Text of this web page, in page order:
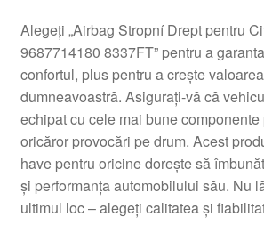
Termeni si conditii
Alegeți „Airbag Stropní Drept pentru
9687714180 8337FT” pentru a
confortul, plus pentru a crește
dumneavoastră. Asigurați-vă că
echipat cu cele mai bune componente
oricăror provocări pe drum. Acest
have pentru oricine dorește să
și performanța automobilului său. Nu
ultimul loc – alegeți calitatea și